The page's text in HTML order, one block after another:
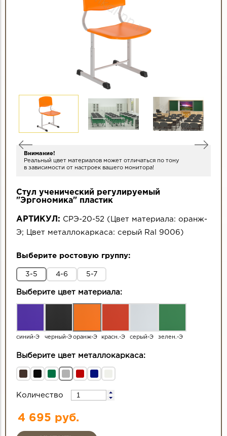
Внимание!
Реальный цвет материалов может отличаться по тону
в зависимости от настроек вашего монитора!
Стул ученический регулируемый
"Эргономика" пластик
АРТИКУЛ: СРЭ-20-52 ( Цвет материала: оранж-
Э; Цвет металлокаркаса: серый Ral 9006)
Выберите ростовую группу:
3-5 4-6 5-7
Выберите цвет материала:
синий-Э черный-Э оранж-Э красн.-Э серый-Э зелен.-Э
Выберите цвет металлокаркаса:
Количество
4 695 руб.